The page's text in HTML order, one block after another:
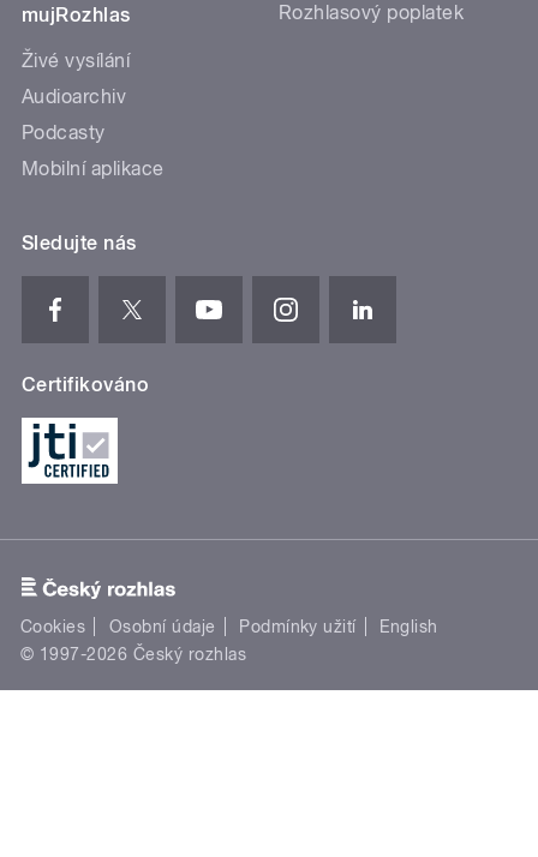
mujRozhlas
Živé vysílání
Audioarchiv
Podcasty
Mobilní aplikace
Rozhlasový poplatek
Sledujte nás
Certifikováno
Cookies Osobní údaje Podmínky užití
English
© 1997-2026 Český rozhlas